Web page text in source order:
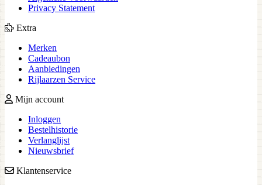
Privacy Statement
Extra
Merken
Cadeaubon
Aanbiedingen
Rijlaarzen Service
Mijn account
Inloggen
Bestelhistorie
Verlanglijst
Nieuwsbrief
Klantenservice